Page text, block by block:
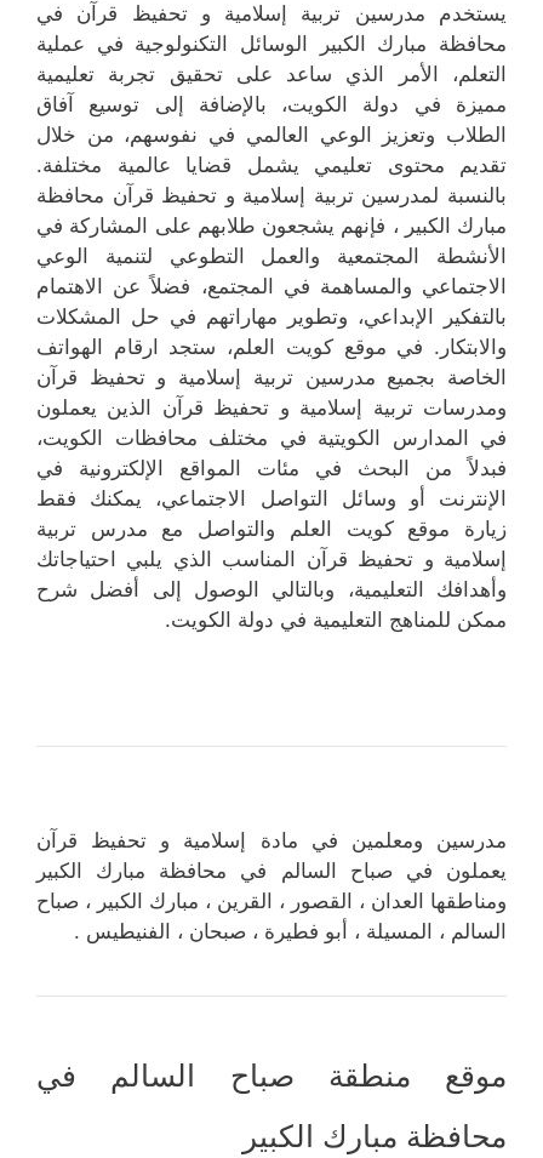
يستخدم مدرسين تربية إسلامية و تحفيظ قرآن في
محافظة مبارك الكبير الوسائل التكنولوجية في عملية
التعلم، الأمر الذي ساعد على تحقيق تجربة تعليمية
مميزة في دولة الكويت، بالإضافة إلى توسيع آفاق
الطلاب وتعزيز الوعي العالمي في نفوسهم، من خلال
تقديم محتوى تعليمي يشمل قضايا عالمية مختلفة.
بالنسبة لمدرسين تربية إسلامية و تحفيظ قرآن محافظة
مبارك الكبير ، فإنهم يشجعون طلابهم على المشاركة في
الأنشطة المجتمعية والعمل التطوعي لتنمية الوعي
الاجتماعي والمساهمة في المجتمع، فضلاً عن الاهتمام
بالتفكير الإبداعي، وتطوير مهاراتهم في حل المشكلات
والابتكار. في موقع كويت العلم، ستجد ارقام الهواتف
الخاصة بجميع مدرسين تربية إسلامية و تحفيظ قرآن
ومدرسات تربية إسلامية و تحفيظ قرآن الذين يعملون
في المدارس الكويتية في مختلف محافظات الكويت،
فبدلاً من البحث في مئات المواقع الإلكترونية في
الإنترنت أو وسائل التواصل الاجتماعي، يمكنك فقط
زيارة موقع كويت العلم والتواصل مع مدرس تربية
إسلامية و تحفيظ قرآن المناسب الذي يلبي احتياجاتك
وأهدافك التعليمية، وبالتالي الوصول إلى أفضل شرح
ممكن للمناهج التعليمية في دولة الكويت.
مدرسين ومعلمين في مادة إسلامية و تحفيظ قرآن
يعملون في صباح السالم في محافظة مبارك الكبير
ومناطقها العدان ، القصور ، القرين ، مبارك الكبير ، صباح
السالم ، المسيلة ، أبو فطيرة ، صبحان ، الفنيطيس .
موقع منطقة صباح السالم في
محافظة مبارك الكبير